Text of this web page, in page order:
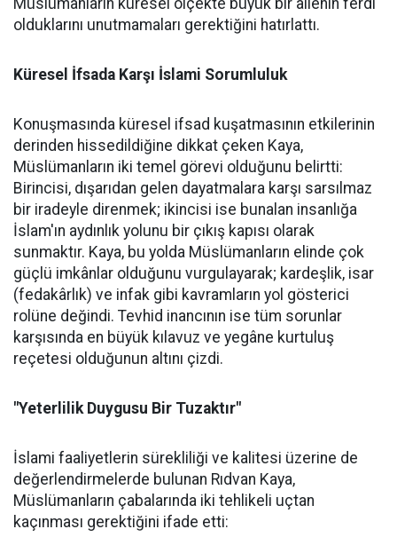
Müslümanların küresel ölçekte büyük bir ailenin ferdi
olduklarını unutmamaları gerektiğini hatırlattı.
Küresel İfsada Karşı İslami Sorumluluk
Konuşmasında küresel ifsad kuşatmasının etkilerinin
derinden hissedildiğine dikkat çeken Kaya,
Müslümanların iki temel görevi olduğunu belirtti:
Birincisi, dışarıdan gelen dayatmalara karşı sarsılmaz
bir iradeyle direnmek; ikincisi ise bunalan insanlığa
İslam'ın aydınlık yolunu bir çıkış kapısı olarak
sunmaktır. Kaya, bu yolda Müslümanların elinde çok
güçlü imkânlar olduğunu vurgulayarak; kardeşlik, isar
(fedakârlık) ve infak gibi kavramların yol gösterici
rolüne değindi. Tevhid inancının ise tüm sorunlar
karşısında en büyük kılavuz ve yegâne kurtuluş
reçetesi olduğunun altını çizdi.
"Yeterlilik Duygusu Bir Tuzaktır"
İslami faaliyetlerin sürekliliği ve kalitesi üzerine de
değerlendirmelerde bulunan Rıdvan Kaya,
Müslümanların çabalarında iki tehlikeli uçtan
kaçınması gerektiğini ifade etti: